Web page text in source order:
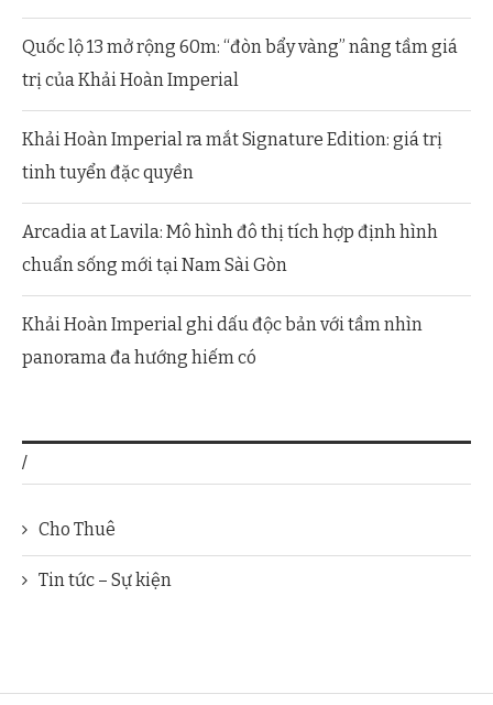
Quốc lộ 13 mở rộng 60m: “đòn bẩy vàng” nâng tầm giá
trị của Khải Hoàn Imperial
Khải Hoàn Imperial ra mắt Signature Edition: giá trị
tinh tuyển đặc quyền
Arcadia at Lavila: Mô hình đô thị tích hợp định hình
chuẩn sống mới tại Nam Sài Gòn
Khải Hoàn Imperial ghi dấu độc bản với tầm nhìn
panorama đa hướng hiếm có
/
Cho Thuê
Tin tức – Sự kiện